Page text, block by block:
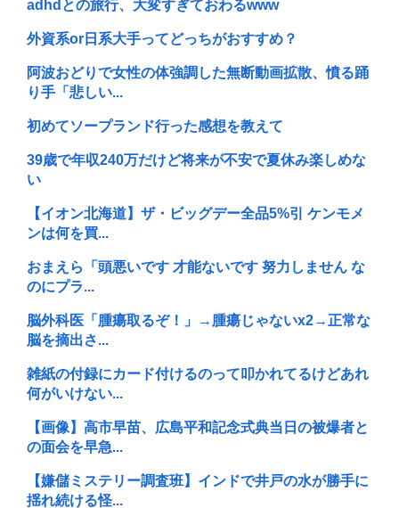
adhdとの旅行、大変すぎておわるwww
外資系or日系大手ってどっちがおすすめ？
阿波おどりで女性の体強調した無断動画拡散、憤る踊
り手「悲しい...
初めてソープランド行った感想を教えて
39歳で年収240万だけど将来が不安で夏休み楽しめな
い
【イオン北海道】ザ・ビッグデー全品5%引 ケンモメ
ンは何を買...
おまえら「頭悪いです 才能ないです 努力しません な
のにプラ...
脳外科医「腫瘍取るぞ！」→腫瘍じゃないx2→正常な
脳を摘出さ...
雑紙の付録にカード付けるのって叩かれてるけどあれ
何がいけない...
【画像】高市早苗、広島平和記念式典当日の被爆者と
の面会を早急...
【嫌儲ミステリー調査班】インドで井戸の水が勝手に
揺れ続ける怪...